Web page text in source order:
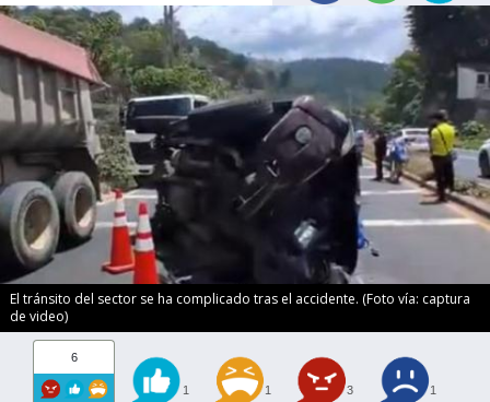
El tránsito del sector se ha complicado tras el accidente. (Foto vía: captura
de video)
6
1 1 3 1